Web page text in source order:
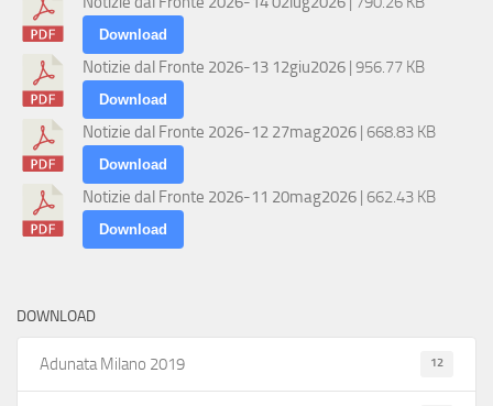
Download
Notizie dal Fronte 2026-13 12giu2026 | 956.77 KB
Download
Notizie dal Fronte 2026-12 27mag2026 | 668.83 KB
Download
Notizie dal Fronte 2026-11 20mag2026 | 662.43 KB
Download
DOWNLOAD
Adunata Milano 2019 12